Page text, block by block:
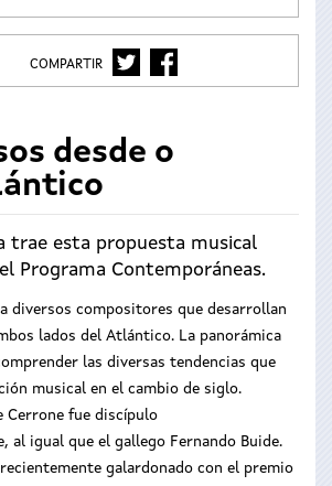
COMPARTIR TWITTERFACEBOOK
desde o
trae esta propuesta musical
Programa Contemporáneas.
diversos compositores que desarrollan
lados del Atlántico. La panorámica
las diversas tendencias que
musical en el cambio de siglo.
Cerrone fue discípulo
al igual que el gallego Fernando Buide.
galardonado con el premio